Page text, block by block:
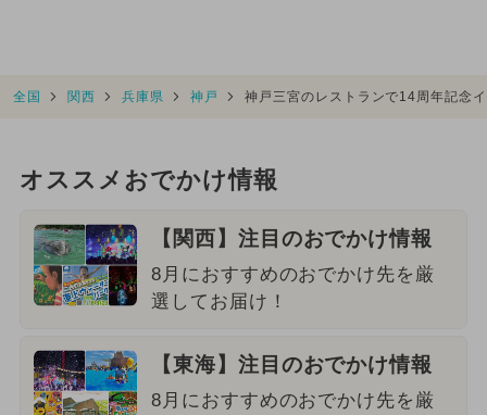
全国 関西 兵庫県 神戸 神戸三宮のレストランで14周年記念
オススメおでかけ情報
【関西】注目のおでかけ情報
8月におすすめのおでかけ先を厳
選してお届け！
【東海】注目のおでかけ情報
8月におすすめのおでかけ先を厳